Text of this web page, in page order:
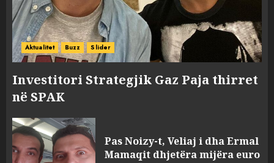
Aktualitet Buzz Slider
Investitori Strategjik Gaz Paja thirret
në SPAK
Pas Noizy-t, Veliaj i dha Ermal
Mamaqit dhjetëra mijëra euro